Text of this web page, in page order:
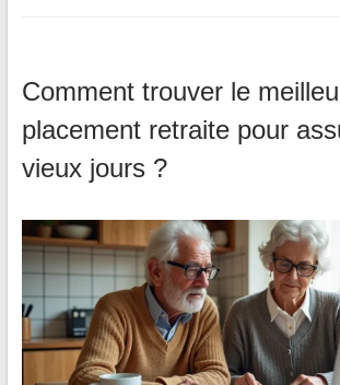
Comment trouver le
placement retraite pour
vieux jours ?